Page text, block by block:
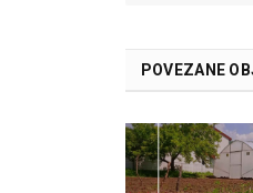
POVEZANE